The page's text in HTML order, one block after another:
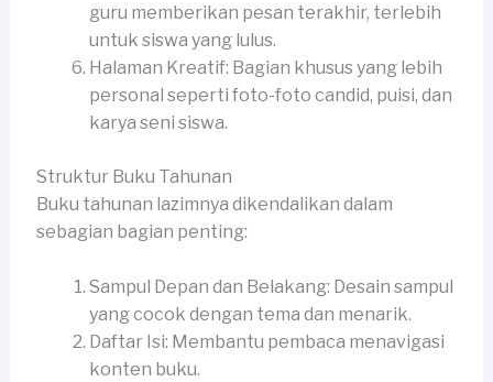
guru memberikan pesan terakhir, terlebih
untuk siswa yang lulus.
Halaman Kreatif: Bagian khusus yang lebih
personal seperti foto-foto candid, puisi, dan
karya seni siswa.
Struktur Buku Tahunan
Buku tahunan lazimnya dikendalikan dalam
sebagian bagian penting:
Sampul Depan dan Belakang: Desain sampul
yang cocok dengan tema dan menarik.
Daftar Isi: Membantu pembaca menavigasi
konten buku.